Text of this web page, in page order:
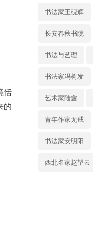
恬
的
书法家王砚辉
长安春秋书院
书法与艺理
书法家冯树发
艺术家陆鑫
青年作家无戒
书法家安明阳
西北名家赵望云